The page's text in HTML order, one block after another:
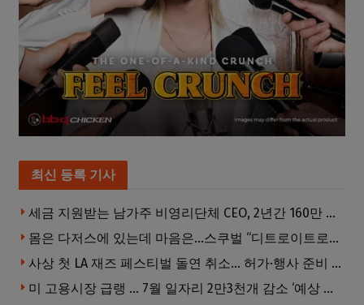
최신 등록 기사
세금 지원받는 남가주 비영리단체 CEO, 2년간 160만 달러 이상 받아… 미사용 휴가수당만 수십만 달러
몸은 다저스에 있는데 마음은…스쿠벌 “디트로이트로 돌아가고파”
사상 첫 LA 재즈 페스티벌 돌연 취소… 허가·행사 준비 문제로 일정 변경
미 고용시장 급랭 … 7월 일자리 2만3천개 감소 ‘예상 밖 쇼크’